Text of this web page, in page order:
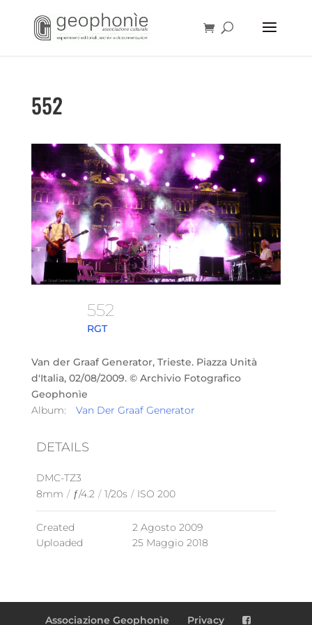
552
552
RGT
Van der Graaf Generator, Trieste. Piazza Unità
d'Italia, 02/08/2009. © Archivio Fotografico
Geophonìe
Album:
Van Der Graaf Generator
DETAILS
DMC-TZ3
8mm / ƒ/4.2 / 1/20s / ISO 200
Created
2 Agosto 2009
Uploaded
25 Maggio 2018
Associazione Geophonìe Privacy